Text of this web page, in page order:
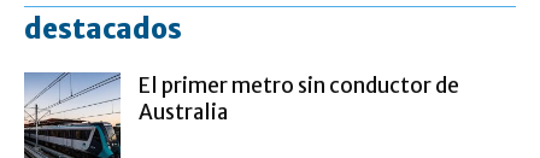
destacados
El primer metro sin conductor de
Australia